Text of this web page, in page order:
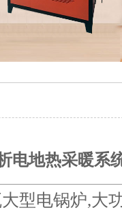
电地热采暖系
型电锅炉,大